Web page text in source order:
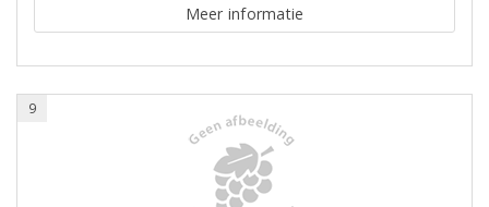
Meer informatie
9